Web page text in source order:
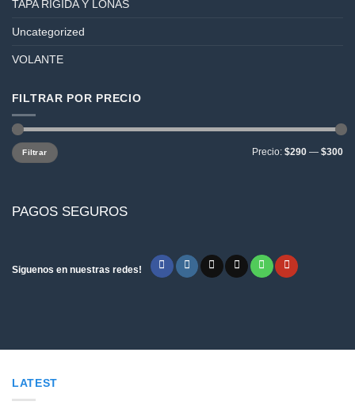
TAPA RÍGIDA Y LONAS
Uncategorized
VOLANTE
FILTRAR POR PRECIO
Precio
mínimo
Precio
máximo
Filtrar Precio:$290 —$300
PAGOS SEGUROS
Siguenos en nuestras redes!
LATEST